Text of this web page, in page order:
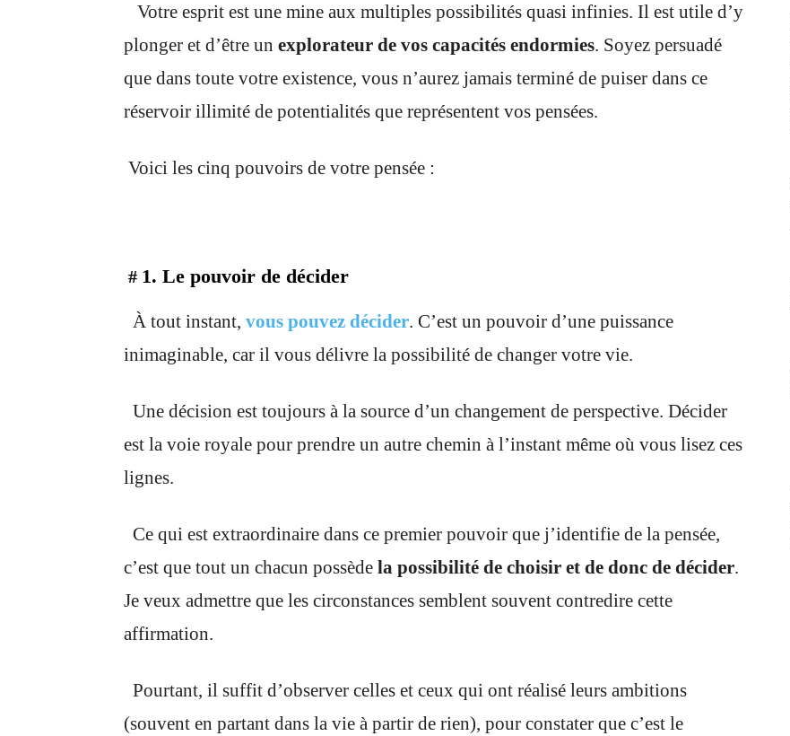
Votre esprit est une mine aux multiples possibilités quasi infinies. Il est utile d’y
plonger et d’être un explorateur de vos capacités endormies. Soyez persuadé
que dans toute votre existence, vous n’aurez jamais terminé de puiser dans ce
réservoir illimité de potentialités que représentent vos pensées.
Voici les cinq pouvoirs de votre pensée :
# 1. Le pouvoir de décider
À tout instant, vous pouvez décider. C’est un pouvoir d’une puissance
inimaginable, car il vous délivre la possibilité de changer votre vie.
Une décision est toujours à la source d’un changement de perspective. Décider
est la voie royale pour prendre un autre chemin à l’instant même où vous lisez ces
lignes.
Ce qui est extraordinaire dans ce premier pouvoir que j’identifie de la pensée,
c’est que tout un chacun possède la possibilité de choisir et de donc de décider.
Je veux admettre que les circonstances semblent souvent contredire cette
affirmation.
Pourtant, il suffit d’observer celles et ceux qui ont réalisé leurs ambitions
(souvent en partant dans la vie à partir de rien), pour constater que c’est le